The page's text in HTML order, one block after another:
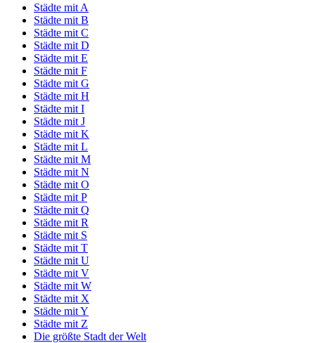
Städte mit A
Städte mit B
Städte mit C
Städte mit D
Städte mit E
Städte mit F
Städte mit G
Städte mit H
Städte mit I
Städte mit J
Städte mit K
Städte mit L
Städte mit M
Städte mit N
Städte mit O
Städte mit P
Städte mit Q
Städte mit R
Städte mit S
Städte mit T
Städte mit U
Städte mit V
Städte mit W
Städte mit X
Städte mit Y
Städte mit Z
Die größte Stadt der Welt